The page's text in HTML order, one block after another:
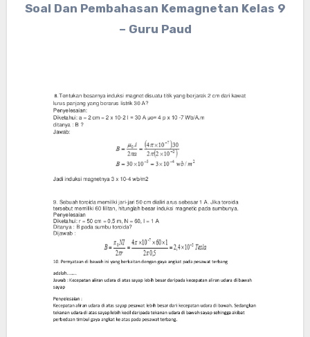
Soal Dan Pembahasan Kemagnetan Kelas 9
– Guru Paud